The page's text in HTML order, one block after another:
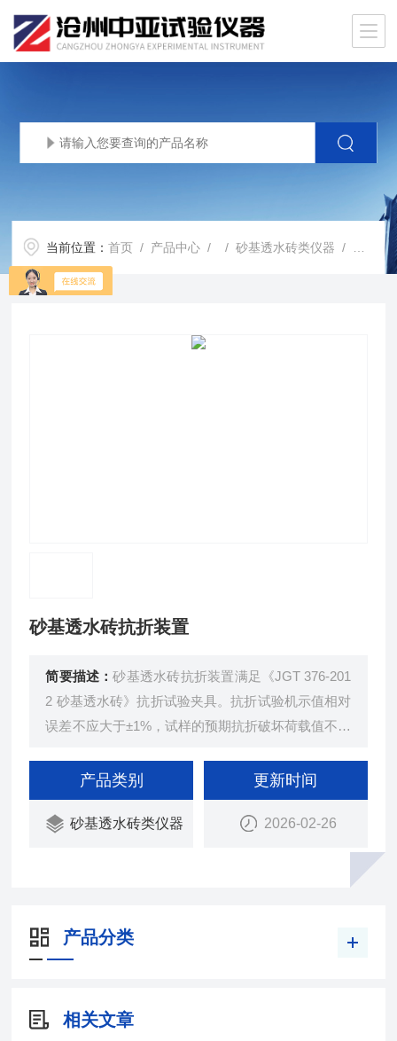
当前位置：首页 / 产品中心 / /砂基透水砖类仪器 / 砂基透水砖抗折装置
砂基透水砖抗折装置
简要描述：砂基透水砖抗折装置满足《JGT 376-201
2 砂基透水砖》抗折试验夹具。抗折试验机示值相对
误差不应大于±1%，试样的预期抗折破坏荷载值不应
试验机可采用抗折试验机、万能试验机或带有抗折试
验架的压力试验机。瑞中亚试验仪器
产品类别
砂基透水砖类仪器
更新时间
2026-02-26
产品分类
相关文章